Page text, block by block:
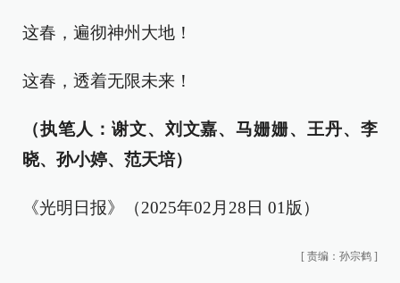
这春，遍彻神州大地！
这春，透着无限未来！
（执笔人：谢文、刘文嘉、马姗姗、王丹、李
晓、孙小婷、范天培）
《光明日报》（2025年02月28日 01版）
[ 责编：孙宗鹤 ]